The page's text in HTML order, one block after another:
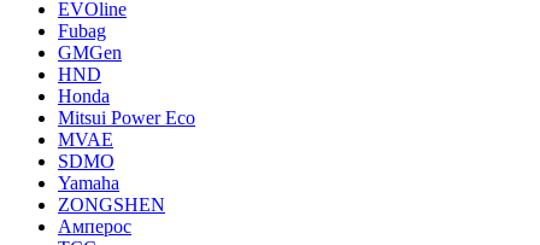
EVOline
Fubag
GMGen
HND
Honda
Mitsui Power Eco
MVAE
SDMO
Yamaha
ZONGSHEN
Амперос